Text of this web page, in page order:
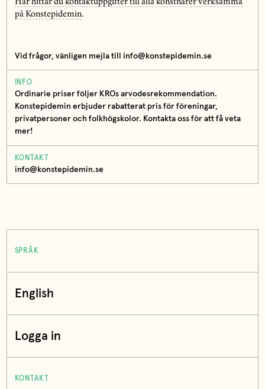
Här hittar du kontaktuppgifter till alla konstnärer verksamma
på Konstepidemin.
Vid frågor, vänligen mejla till info@konstepidemin.se
INFO
Ordinarie priser följer KROs arvodesrekommendation.
Konstepidemin erbjuder rabatterat pris för föreningar,
privatpersoner och folkhögskolor. Kontakta oss för att få veta
mer!
KONTAKT
info@konstepidemin.se
SPRÅK
English
Logga in
KONTAKT